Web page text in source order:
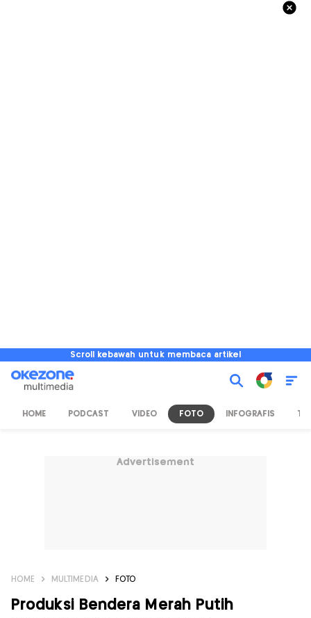
Scroll kebawah untuk membaca artikel
HOME PODCAST VIDEO FOTO INFOGRAFIS TV
Advertisement
HOME MULTIMEDIA FOTO
Produksi Bendera Merah Putih